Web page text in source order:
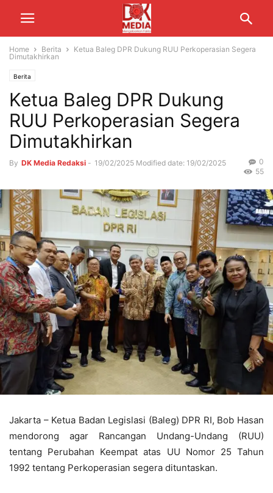
Home Berita
Ketua Baleg DPR Dukung RUU Perkoperasian Segera
Dimutakhirkan
Berita
Ketua Baleg DPR Dukung
RUU Perkoperasian Segera
Dimutakhirkan
By DK Media Redaksi - 19/02/2025 Modified date: 19/02/2025
0
55
Jakarta – Ketua Badan Legislasi (Baleg) DPR RI, Bob Hasan
mendorong agar Rancangan Undang-Undang (RUU)
tentang Perubahan Keempat atas UU Nomor 25 Tahun
1992 tentang Perkoperasian segera dituntaskan.